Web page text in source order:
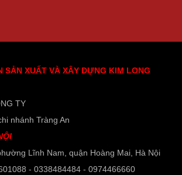
SẢN XUẤT VÀ XÂY DỰNG KIM LONG
TY
nhánh Tràng An
Lĩnh Nam, quận Hoàng Mai, Hà Nội
- 0338484484 - 0974466660